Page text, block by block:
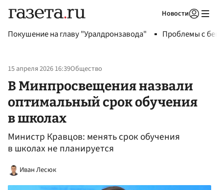
Новости
Покушение на главу "Уралдронзавода" Проблемы с
15 апреля 2026 16:39Общество
В Минпросвещения назвали
оптимальный срок обучения
в школах
Министр Кравцов: менять срок обучения
в школах не планируется
Иван Лесюк